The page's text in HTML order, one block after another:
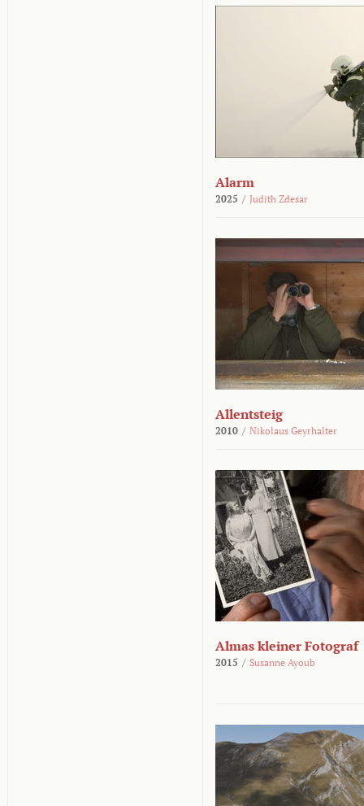
Alarm
2025 / Judith Zdesar
Allentsteig
2010 / Nikolaus Geyrhalter
Almas kleiner Fotograf
2015 / Susanne Ayoub